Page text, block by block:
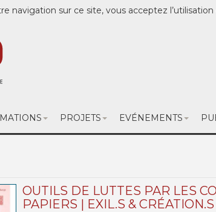
navigation sur ce site, vous acceptez
PROJETS EVÉNEMENTS
OUTILS DE LUTTES PAR LES
PAPIERS | EXIL.S & CRÉATION.S